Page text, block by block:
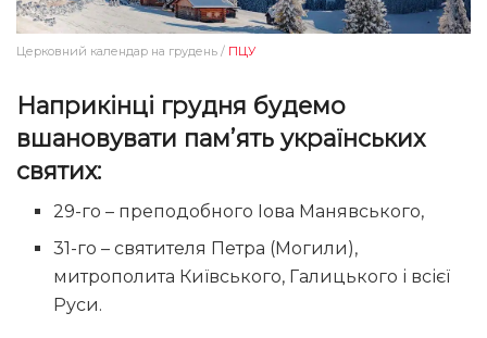
Церковний календар на грудень / ПЦУ
Наприкінці грудня будемо
вшановувати пам’ять українських
святих:
29-го – преподобного Іова Манявського,
31-го – святителя Петра (Могили),
митрополита Київського, Галицького і всієї
Руси.